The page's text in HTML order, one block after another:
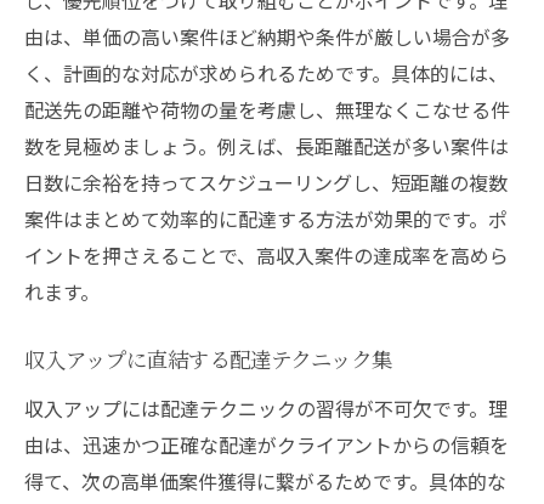
由は、単価の高い案件ほど納期や条件が厳しい場合が多
く、計画的な対応が求められるためです。具体的には、
配送先の距離や荷物の量を考慮し、無理なくこなせる件
数を見極めましょう。例えば、長距離配送が多い案件は
日数に余裕を持ってスケジューリングし、短距離の複数
案件はまとめて効率的に配達する方法が効果的です。ポ
イントを押さえることで、高収入案件の達成率を高めら
れます。
収入アップに直結する配達テクニック集
収入アップには配達テクニックの習得が不可欠です。理
由は、迅速かつ正確な配達がクライアントからの信頼を
得て、次の高単価案件獲得に繋がるためです。具体的な